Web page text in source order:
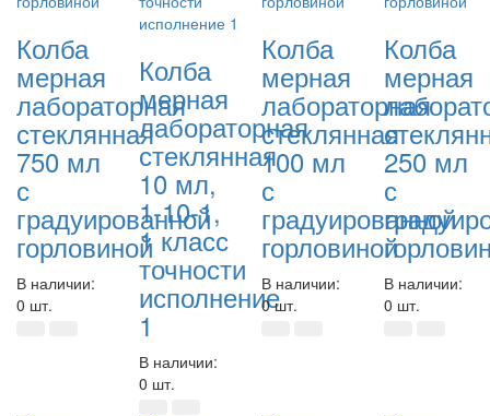
Колба
мерная
лабораторная
стеклянная
750 мл
с
градуированной
горловиной
В наличии:
0 шт.
Колба
мерная
лабораторная
стеклянная
10 мл,
1-10-1,
1 класс
точности
исполнение
1
В наличии:
0 шт.
Колба
мерная
лабораторная
стеклянная
100 мл
с
градуированной
горловиной
В наличии:
0 шт.
Колба
мерная
250 мл
с
В наличии:
0 шт.